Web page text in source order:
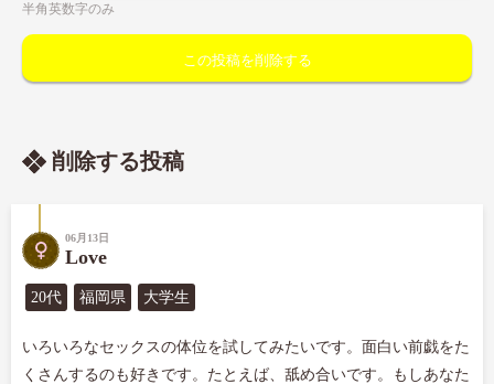
半角英数字のみ
削除する投稿
06月13日
Love
20代 福岡県 大学生
いろいろなセックスの体位を試してみたいです。面白い前戯をた
くさんするのも好きです。たとえば、舐め合いです。もしあなた